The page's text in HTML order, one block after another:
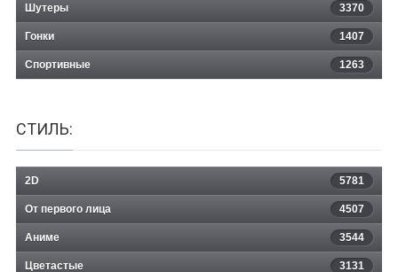
Шутеры 3370
Гонки 1407
Спортивные 1263
СТИЛЬ:
2D 5781
От первого лица 4507
Аниме 3544
Цветастые 3131